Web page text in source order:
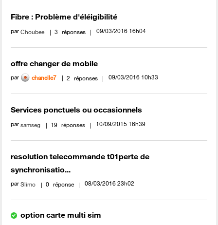
Fibre : Problème d'éléigibilité
parChoubee 3 réponses ‎09/03/2016 16h04
offre changer de mobile
par chanelle7 2 réponses ‎09/03/2016 10h33
Services ponctuels ou occasionnels
parsamseg 19 réponses ‎10/09/2015 16h39
resolution telecommande t01perte de
synchronisatio...
parSlimo 0 réponse ‎08/03/2016 23h02
option carte multi sim